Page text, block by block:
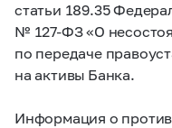
статьи 189.35
№ 127-ФЗ«О
по передаче
на активы Банка.
Информация о